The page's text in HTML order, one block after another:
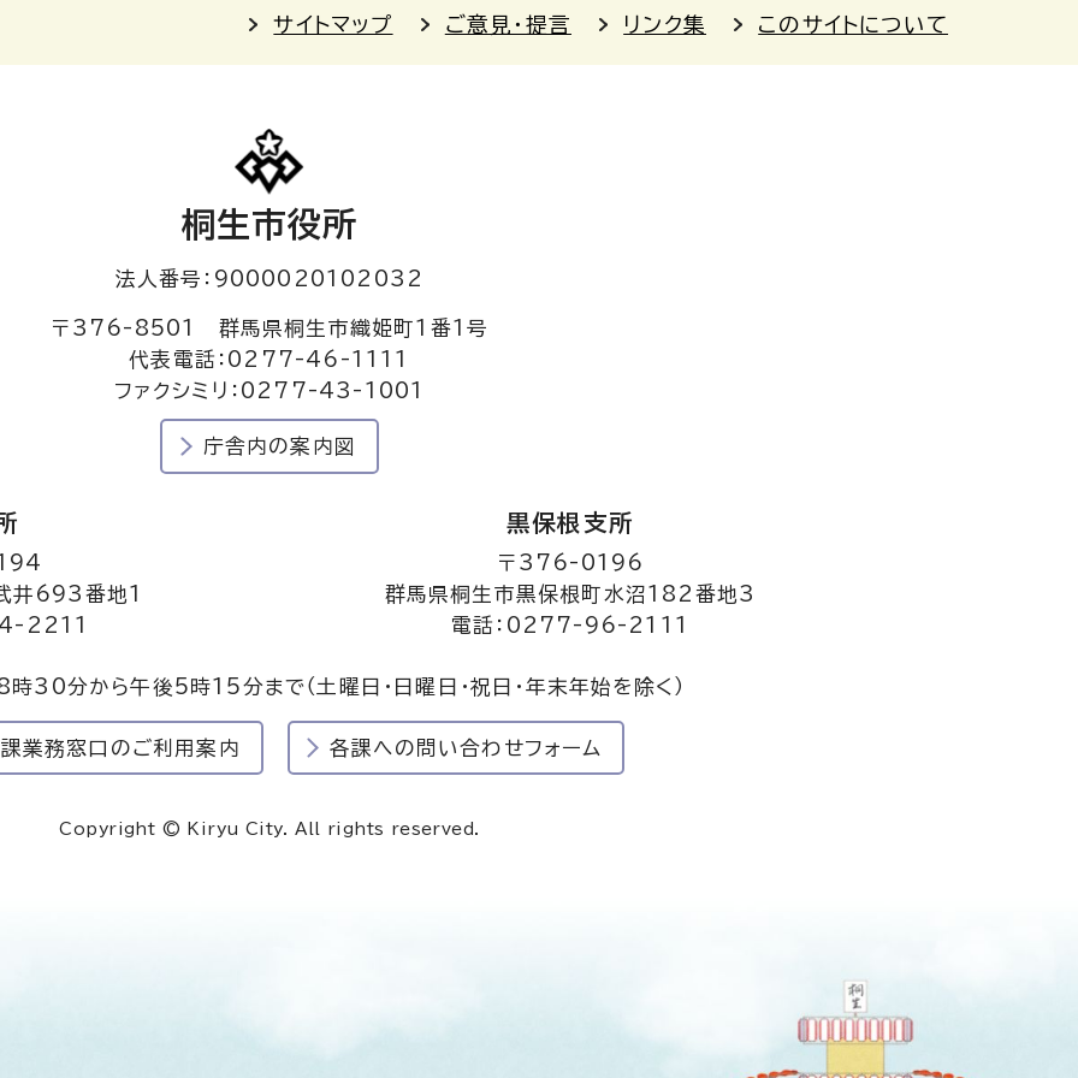
サイトマップ ご意見・提言 リンク集 このサイトについて
桐生市役所
法人番号：9000020102032
〒376-8501 群馬県桐生市織姫町1番1号
代表電話：0277-46-1111
ファクシミリ：0277-43-1001
庁舎内の案内図
井693番地1
2211
黒保根支所
〒376-0196
群馬県桐生市黒保根町水沼182番地3
電話：0277-96-2111
8時30分から午後5時15分まで（土曜日・日曜日・祝日・年末年始を除く）
業務窓口のご利用案内 各課への問い合わせフォーム
Copyright © Kiryu City. All rights reserved.